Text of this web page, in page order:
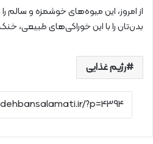
از امروز، این میوه‌های خوشمزه و سالم را
بدن‌تان را با این خوراکی‌های طبیعی،
رژیم غذایی